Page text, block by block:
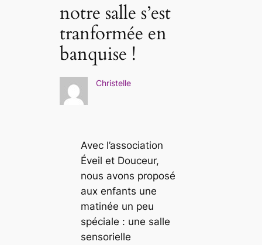
notre salle s’est
tranformée en
banquise !
Christelle
Avec l’association
Éveil et Douceur,
nous avons proposé
aux enfants une
matinée un peu
spéciale : une salle
sensorielle